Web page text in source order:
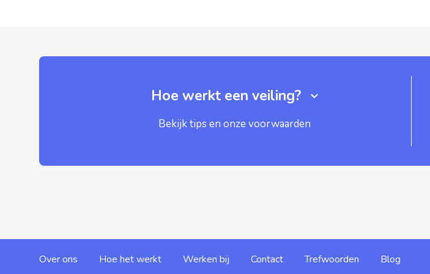
Hoe werkt een veiling?
Bekijk tips en onze voorwaarden
Over ons Hoe het werkt Werken bij Contact Trefwoorden Blog